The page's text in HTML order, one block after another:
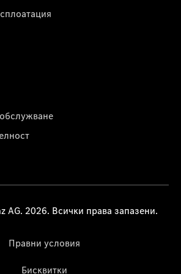
AG. 2026. Всички права запазени.
Правни условия
Бисквитки